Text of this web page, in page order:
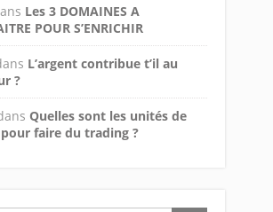
Les 3 DOMAINES A
POUR S’ENRICHIR
L’argent contribue t’il au
?
Quelles sont les unités de
faire du trading ?